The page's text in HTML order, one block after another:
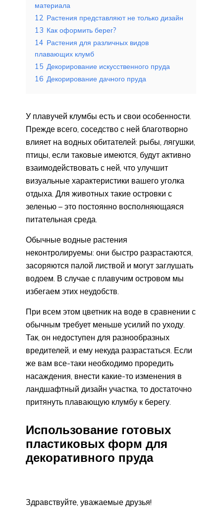
материала
12 Растения представляют не только дизайн
13 Как оформить берег?
14 Растения для различных видов
плавающих клумб
15 Декорирование искусственного пруда
16 Декорирование дачного пруда
У плавучей клумбы есть и свои особенности.
Прежде всего, соседство с ней благотворно
влияет на водных обитателей: рыбы, лягушки,
птицы, если таковые имеются, будут активно
взаимодействовать с ней, что улучшит
визуальные характеристики вашего уголка
отдыха. Для животных такие островки с
зеленью – это постоянно восполняющаяся
питательная среда.
Обычные водные растения
неконтролируемы: они быстро разрастаются,
засоряются палой листвой и могут заглушать
водоем. В случае с плавучим островом мы
избегаем этих неудобств.
При всем этом цветник на воде в сравнении с
обычным требует меньше усилий по уходу.
Так, он недоступен для разнообразных
вредителей, и ему некуда разрастаться. Если
же вам все-таки необходимо проредить
насаждения, внести какие-то изменения в
ландшафтный дизайн участка, то достаточно
притянуть плавающую клумбу к берегу.
Использование готовых
пластиковых форм для
декоративного пруда
Здравствуйте, уважаемые друзья!